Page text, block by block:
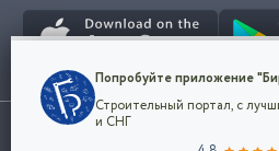
Использование сайта, в том числе
Конфиденциальность
Мы используем файлы cookie,
наш сайт удобным для каждого
Попробуйте приложение
Строительный портал, с
и СНГ